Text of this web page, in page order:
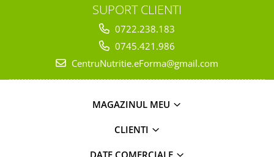
SUPORT CLIENTI
0722.238.183
0745.421.986
CentruNutritie.eForma@gmail.com
MAGAZINUL MEU
CLIENTI
DATE COMERCIALE